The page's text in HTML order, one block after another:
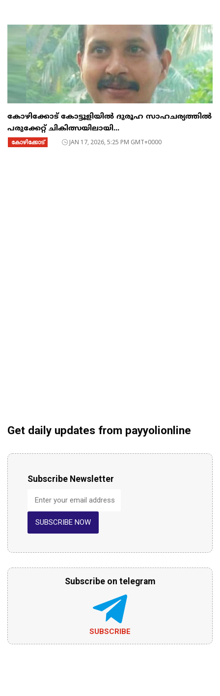
കോഴിക്കോട് കോട്ടൂളിയിൽ ദുരൂഹ സാഹചര്യത്തിൽ
പരുക്കേറ്റ് ചികിത്സയിലായി...
കോഴിക്കോട് JAN 17, 2026, 5:25 PM GMT+0000
Get daily updates from payyolionline
Subscribe Newsletter
SUBSCRIBE NOW
Subscribe on telegram
SUBSCRIBE